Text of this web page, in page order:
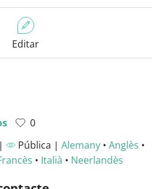
Editar
0
| Pública | Alemany• Anglès •
• Italià • Neerlandès